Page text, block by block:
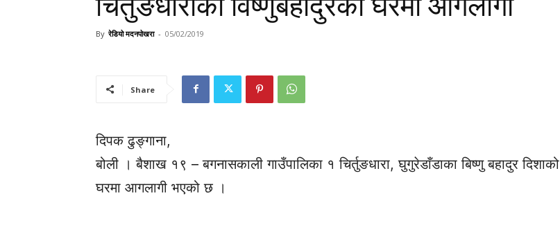
By रेडियो मदनपोखरा - 05/02/2019
Share
दिपक ढुङ्गाना,
बोली । बैशाख १९ – बगनासकाली गाउँपालिका १ चिर्तुङधारा, घुगुरेडाँडाका बिष्णु बहादुर दिशाको
घरमा आगलागी भएको छ ।